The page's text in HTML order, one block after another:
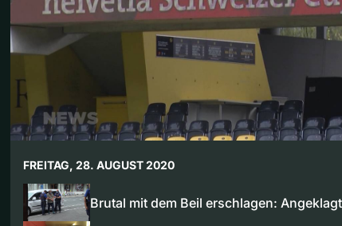
FREITAG, 28. AUGUST 2020
Brutal mit dem Beil erschlagen: